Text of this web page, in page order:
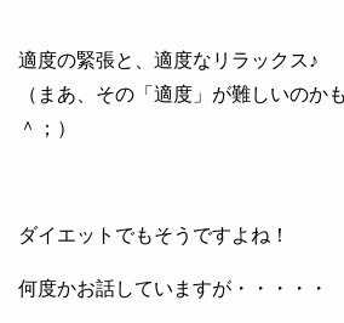
適度の緊張と、適度なリラックス♪
（まあ、その「適度」が難しいのか
＾；）
ダイエットでもそうですよね！
何度かお話していますが・・・・・